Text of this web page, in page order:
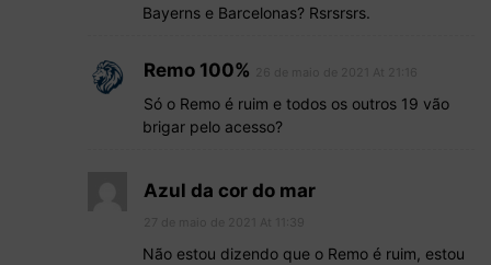
Bayerns e Barcelonas? Rsrsrsrs.
Remo 100%
Só o Remo é ruim e todos os outros 19 vão
brigar pelo acesso?
Azul da cor do mar
Não estou dizendo que o Remo é ruim, estou